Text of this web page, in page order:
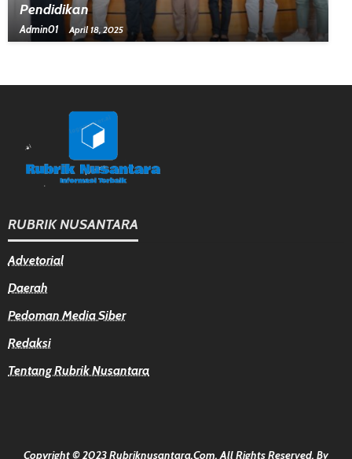
Pendidikan
Admin01 April 18, 2025
RUBRIK NUSANTARA
Advetorial
Daerah
Pedoman Media Siber
Redaksi
Tentang Rubrik Nusantara
Copyright © 2023 Rubriknusantara.com. All Rights Reserved. By